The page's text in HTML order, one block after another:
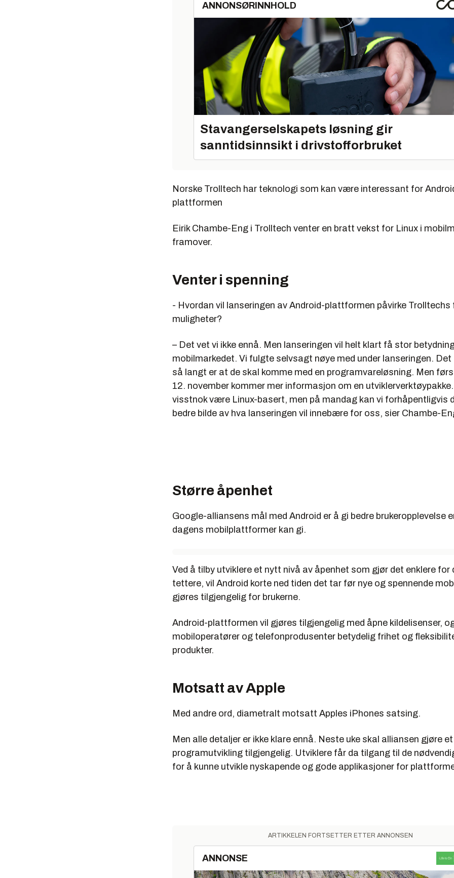
ANNONSØRINNHOLD
Stavangerselskapets løsning gir
sanntidsinnsikt i drivstofforbruket
Norske Trolltech har teknologi som kan være interessant for
plattformen
Eirik Chambe-Eng i Trolltech venter en bratt vekst for Linux i
framover.
Venter i spenning
- Hvordan vil lanseringen av Android-plattformen påvirke
muligheter?
– Det vet vi ikke ennå. Men lanseringen vil helt klart få stor
mobilmarkedet. Vi fulgte selvsagt nøye med under lanseringen.
så langt er at de skal komme med en programvareløsning. Men
12. november kommer mer informasjon om en
visstnok være Linux-basert, men på mandag kan vi forhåpentligvis
bedre bilde av hva lanseringen vil innebære for oss, sier Chambe-
Større åpenhet
Google-alliansens mål med Android er å gi bedre brukeropplevelse
dagens mobilplattformer kan gi.
Ved å tilby utviklere et nytt nivå av åpenhet som gjør det enklere for
tettere, vil Android korte ned tiden det tar før nye og spennende
gjøres tilgjengelig for brukerne.
Android-plattformen vil gjøres tilgjengelig med åpne kildelisenser,
mobiloperatører og telefonprodusenter betydelig frihet og
produkter.
Motsatt av Apple
Med andre ord, diametralt motsatt Apples iPhones satsing.
Men alle detaljer er ikke klare ennå. Neste uke skal alliansen gjøre
programutvikling tilgjengelig. Utviklere får da tilgang til de
for å kunne utvikle nyskapende og gode applikasjoner for
ARTIKKELEN FORTSETTER ETTER ANNONSEN
ANNONSE